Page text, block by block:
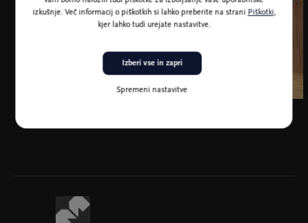
izkušnje. Več informacij o piškotkih si lahko preberite na strani Piškotki,
kjer lahko tudi urejate nastavitve.
Spremeni nastavitve
Izberi vse in zapri